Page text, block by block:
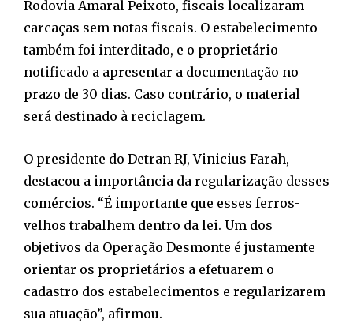
Rodovia Amaral Peixoto, fiscais localizaram
carcaças sem notas fiscais. O estabelecimento
também foi interditado, e o proprietário
notificado a apresentar a documentação no
prazo de 30 dias. Caso contrário, o material
será destinado à reciclagem.
O presidente do Detran RJ, Vinicius Farah,
destacou a importância da regularização desses
comércios. “É importante que esses ferros-
velhos trabalhem dentro da lei. Um dos
objetivos da Operação Desmonte é justamente
orientar os proprietários a efetuarem o
cadastro dos estabelecimentos e regularizarem
sua atuação”, afirmou.